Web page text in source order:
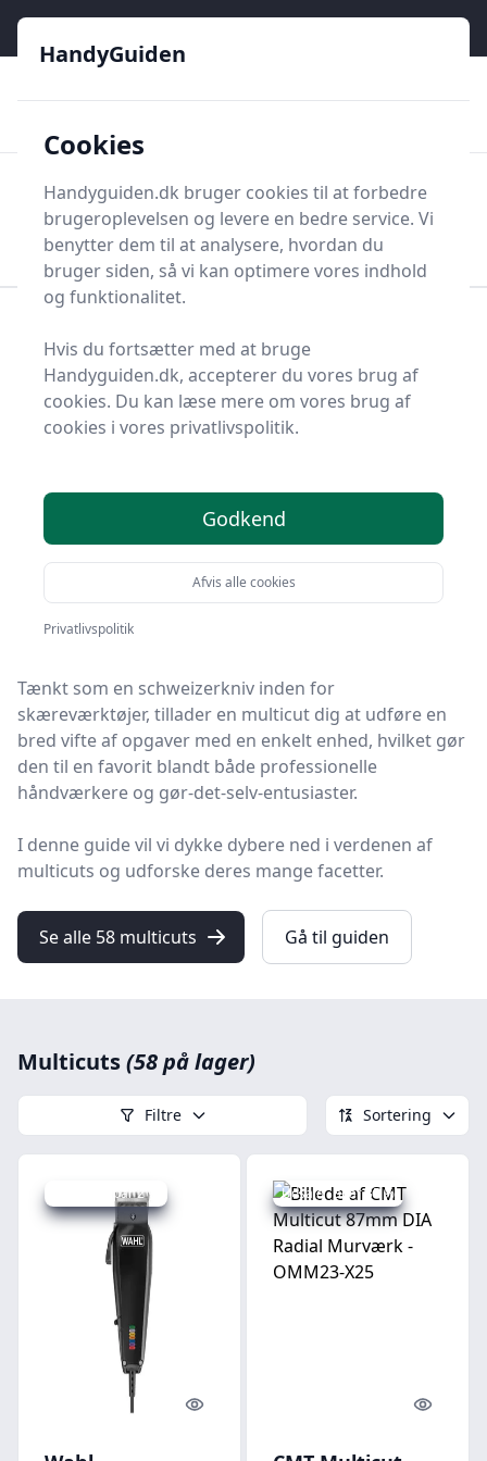
HandyGuiden
Søg nu
Søg nu
Diverse renovering og byggeri
Multicut
Multicuts - 58 på lager
hvor du har brug for at skære gennem forskellige
materialer hurtigt og effektivt, vil du sandsynligvis
forstå vigtigheden af at have det rette værktøj til
Her kommermulticut-værktøjer
Tænkt som en schweizerkniv inden for
skæreværktøjer, tillader en multicut dig at udføre en
bred vifte af opgaver med en enkelt enhed, hvilket gør
den til en favorit blandt både professionelle
håndværkere og gør-det-selv-entusiaster.
I denne guide vil vi dykke dybere ned i verdenen af
multicuts og udforske deres mange facetter.
Se alle 58 multicuts Gå til guiden
Multicuts(58 på lager)
Filtre Sortering
Udsalg - spar 2 %
Quick look
Udsalg - spar 35 %
Quick
HandyGuiden
Cookies
Handyguiden.dk bruger cookies til at forbedre
brugeroplevelsen og levere en bedre service. Vi
benytter dem til at analysere, hvordan du
bruger siden, så vi kan optimere vores indhold
og funktionalitet.
Hvis du fortsætter med at bruge
Handyguiden.dk, accepterer du vores brug af
cookies. Du kan læse mere om vores brug af
cookies i vores privatlivspolitik.
Godkend
Afvis alle cookies
Privatlivspolitik